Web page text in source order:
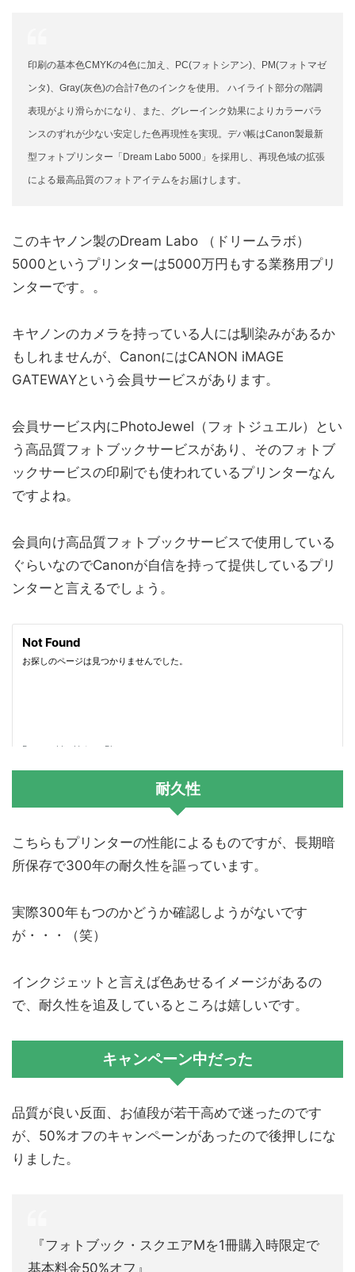
印刷の基本色CMYKの4色に加え、PC(フォトシアン)、PM(フォトマゼ
ンタ)、Gray(灰色)の合計7色のインクを使用。 ハイライト部分の階調
表現がより滑らかになり、また、グレーインク効果によりカラーバラ
ンスのずれが少ない安定した色再現性を実現。デパ帳はCanon製最新
型フォトプリンター「Dream Labo 5000」を採用し、再現色域の拡張
による最高品質のフォトアイテムをお届けします。
このキヤノン製のDream Labo （ドリームラボ）
5000というプリンターは5000万円もする業務用プリ
ンターです。。
キヤノンのカメラを持っている人には馴染みがあるか
もしれませんが、CanonにはCANON iMAGE
GATEWAYという会員サービスがあります。
会員サービス内にPhotoJewel（フォトジュエル）とい
う高品質フォトブックサービスがあり、そのフォトブ
ックサービスの印刷でも使われているプリンターなん
ですよね。
会員向け高品質フォトブックサービスで使用している
ぐらいなのでCanonが自信を持って提供しているプリ
ンターと言えるでしょう。
耐久性
こちらもプリンターの性能によるものですが、長期暗
所保存で300年の耐久性を謳っています。
実際300年もつのかどうか確認しようがないです
が・・・（笑）
インクジェットと言えば色あせるイメージがあるの
で、耐久性を追及しているところは嬉しいです。
キャンペーン中だった
品質が良い反面、お値段が若干高めで迷ったのです
が、50%オフのキャンペーンがあったので後押しにな
りました。
『フォトブック・スクエアMを1冊購入時限定で
基本料金50%オフ』